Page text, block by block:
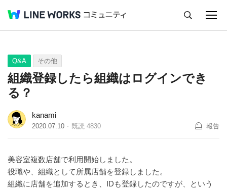
Q&A Tips Ideas
Q&A その他
組織登録したら組織はログインでき
る？
kanami
2020.07.10 既読 4830 報告
美容室複数店舗で利用開始しました。
役職や、組織として所属店舗を登録しました。
組織に店舗を追加するとき、IDも登録したのですが、という